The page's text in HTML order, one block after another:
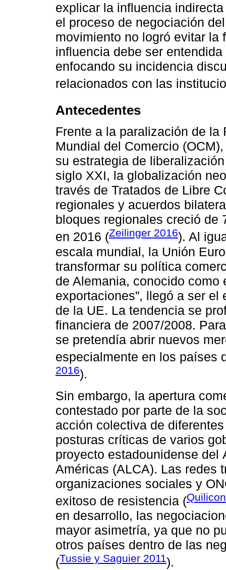
explicar la influencia
el proceso de negociación
movimiento no logró evitar la
influencia debe ser
enfocando su incidencia
relacionados con las
Antecedentes
Frente a la paralización de
Mundial del Comercio
su estrategia de
siglo XXI, la globalización
través de Tratados de Libre
regionales y acuerdos
bloques regionales creció de
en 2016 (Zeilinger 2016). Al
escala mundial, la Unión
transformar su política
de Alemania, conocido como
exportaciones”, llegó a ser
de la UE. La tendencia se
financiera de 2007/2008.
se pretendía abrir nuevos
especialmente en los países
2016).
Sin embargo, la apertura
contestado por parte de la
acción colectiva de
posturas críticas de varios
proyecto estadounidense del
Américas (ALCA). Las redes
organizaciones sociales y
exitoso de resistencia (
en desarrollo, las
mayor asimetría, ya que no
otros países dentro de las
(Tussie y Saguier 2011).